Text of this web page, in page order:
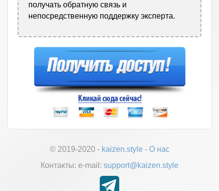
получать обратную связь и
непосредственную поддержку эксперта.
© 2019-2020 - kaizen.style- О нас
Контакты: е-mail: support@kaizen.style